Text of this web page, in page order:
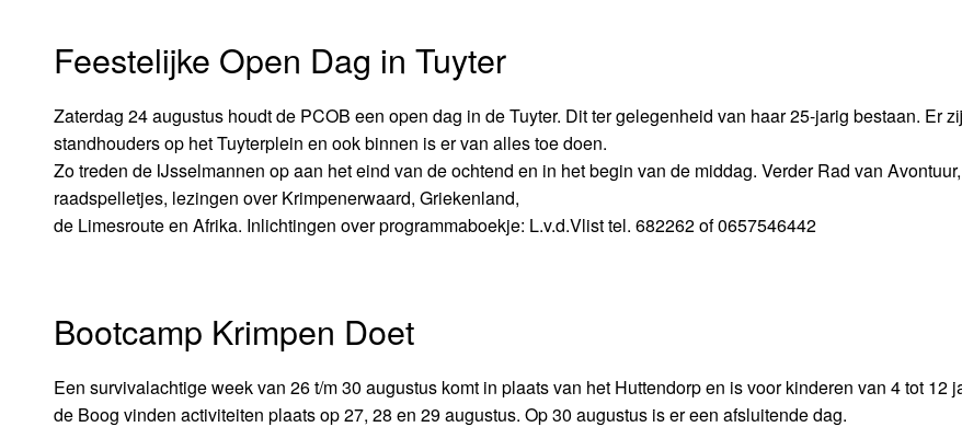
Feestelijke Open Dag in Tuyter
Zaterdag 24 augustus houdt de PCOB een open dag in de Tuyter. Dit ter gelegenheid van haar 25-jarig bestaan. Er
standhouders op het Tuyterplein en ook binnen is er van alles toe doen.
Zo treden de IJsselmannen op aan het eind van de ochtend en in het begin van de middag. Verder Rad van Avontuur,
raadspelletjes, lezingen over Krimpenerwaard, Griekenland,
de Limesroute en Afrika. Inlichtingen over programmaboekje: L.v.d.Vlist tel. 682262 of 0657546442
Bootcamp Krimpen Doet
Een survivalachtige week van 26 t/m 30 augustus komt in plaats van het Huttendorp en is voor kinderen van 4 tot 12
de Boog vinden activiteiten plaats op 27, 28 en 29 augustus. Op 30 augustus is er een afsluitende dag.